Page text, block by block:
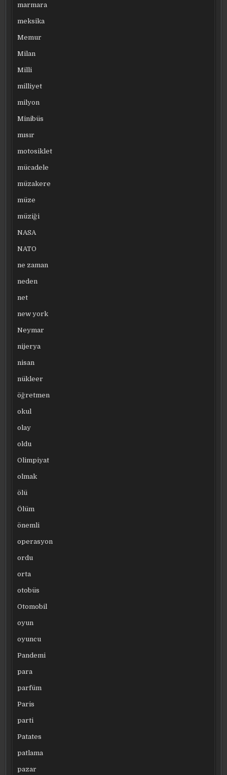
marmara
meksika
Memur
Milan
Milli
milliyet
milyon
Minibüs
mısır
motosiklet
mücadele
müzakere
müze
müziği
NASA
NATO
ne zaman
neden
net
new york
Neymar
nijerya
nisan
nükleer
öğretmen
okul
olay
oldu
Olimpiyat
olmak
ölü
Ölüm
önemli
operasyon
ordu
orta
otobüs
Otomobil
oyun
oyuncu
Pandemi
para
parfüm
Paris
parti
Patates
patlama
pazar